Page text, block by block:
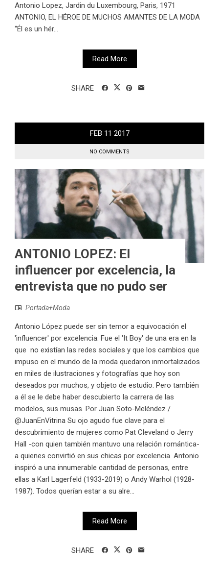
Antonio Lopez, Jardin du Luxembourg, Paris, 1971
ANTONIO, EL HÉROE DE MUCHOS AMANTES DE LA MODA
“Él es un hér...
Read More
SHARE
FEB 11 2017
NO COMMENTS
ANTONIO LOPEZ: El
influencer por excelencia, la
entrevista que no pudo ser
Portada+Moda
Antonio López puede ser sin temor a equivocación el
'influencer' por excelencia. Fue el 'It Boy' de una era en la
que no existían las redes sociales y que los cambios que
impuso en el mundo de la moda quedaron inmortalizados
en miles de ilustraciones y fotografías que hoy son
deseados por muchos, y objeto de estudio. Pero también
a él se le debe haber descubierto la carrera de las
modelos, sus musas. Por Juan Soto-Meléndez /
@JuanEnVitrina Su ojo agudo fue clave para el
descubrimiento de mujeres como Pat Cleveland o Jerry
Hall -con quien también mantuvo una relación romántica-
a quienes convirtió en sus chicas por excelencia. Antonio
inspiró a una innumerable cantidad de personas, entre
ellas a Karl Lagerfeld (1933-2019) o Andy Warhol (1928-
1987). Todos querían estar a su alre...
Read More
SHARE